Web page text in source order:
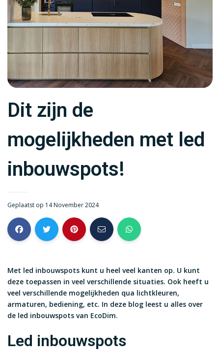
Dit zijn de
mogelijkheden met led
inbouwspots!
Geplaatst op 14 November 2024
Met led inbouwspots kunt u heel veel kanten op. U kunt
deze toepassen in veel verschillende situaties. Ook heeft u
veel verschillende mogelijkheden qua lichtkleuren,
armaturen, bediening, etc. In deze blog leest u alles over
de led inbouwspots van EcoDim.
Led inbouwspots